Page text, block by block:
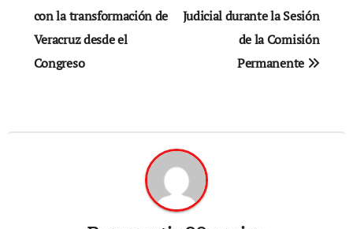
entradas
con la transformación de
Veracruz desde el
Congreso
Judicial durante la Sesión
de la Comisión
Permanente